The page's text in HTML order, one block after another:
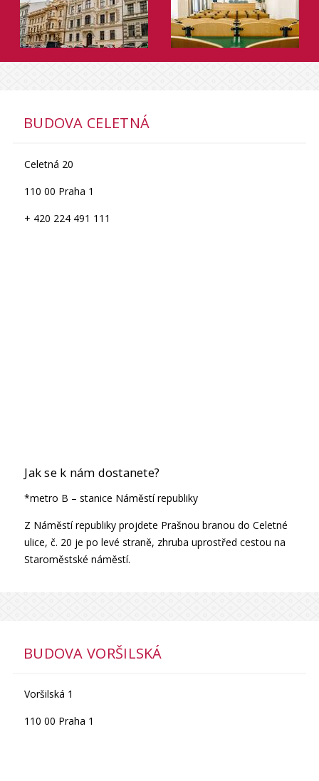
BUDOVA CELETNÁ
Celetná 20
110 00 Praha 1
+ 420 224 491 111
Jak se k nám dostanete?
*metro B – stanice Náměstí republiky
Z Náměstí republiky projdete Prašnou branou do Celetné
ulice, č. 20 je po levé straně, zhruba uprostřed cestou na
Staroměstské náměstí.
BUDOVA VORŠILSKÁ
Voršilská 1
110 00 Praha 1